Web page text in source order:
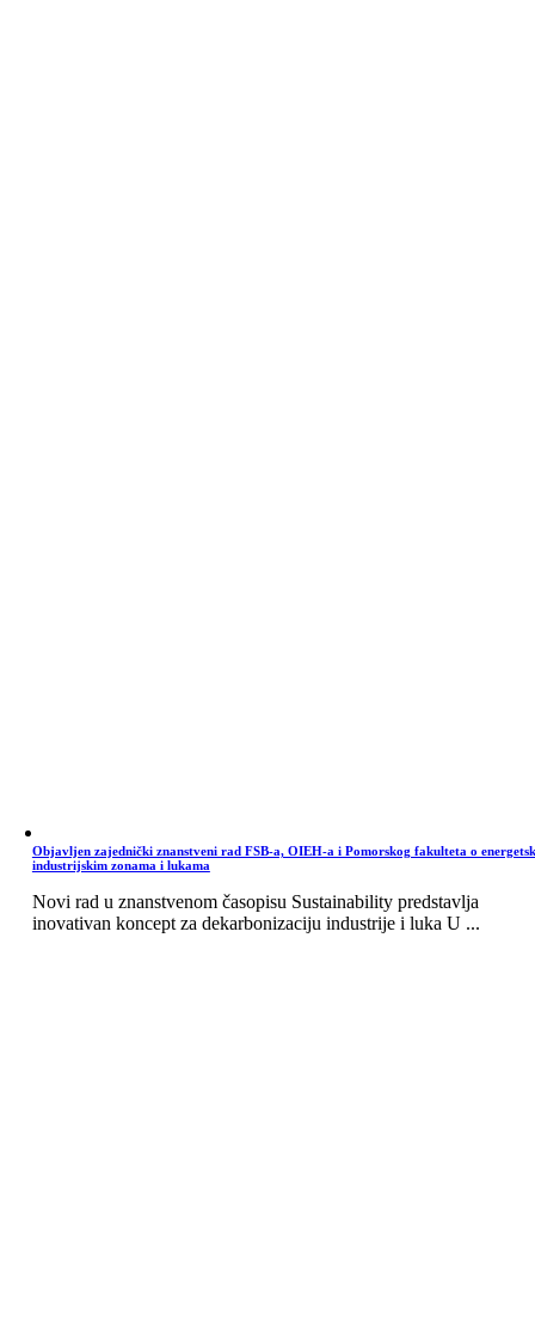
Objavljen zajednički znanstveni rad FSB-a, OIEH-a i Pomorskog fakulteta o
industrijskim zonama i lukama
Novi rad u znanstvenom časopisu Sustainability predstavlja
inovativan koncept za dekarbonizaciju industrije i luka U ...